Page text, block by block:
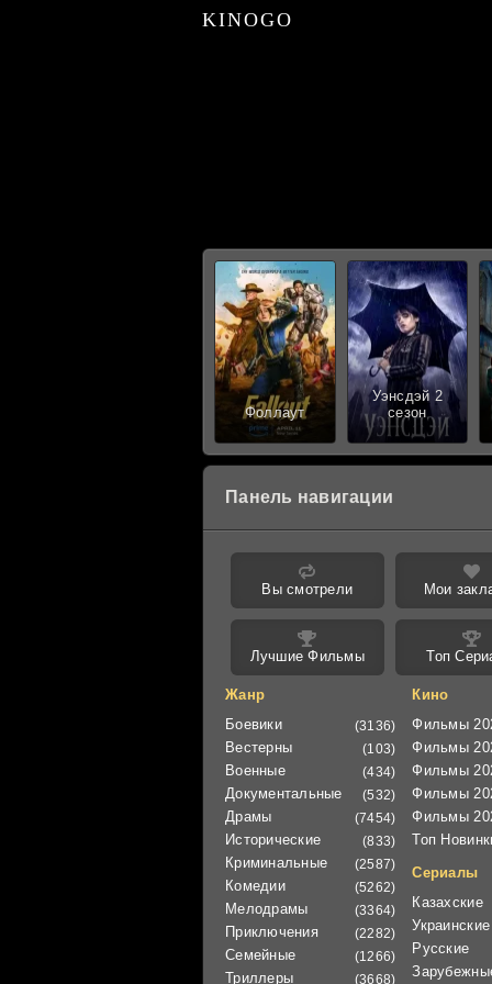
KINOGO
Фоллаут
Уэнсдэй 2
сезон
Панель навигации
Вы смотрели Мои
Лучшие Фильмы Топ
Жанр
Боевики
(3136)
Вестерны (103)
Военные (434)
Документальные (532)
Драмы (7454)
Исторические (833)
Криминальные (2587)
Комедии (5262)
Мелодрамы (3364)
Приключения (2282)
Семейные (1266)
Триллеры (3668)
Кино
Фильмы
Фильмы
Фильмы
Фильмы
Фильмы
Топ
Сериалы
Казахские
Украинские
Русские